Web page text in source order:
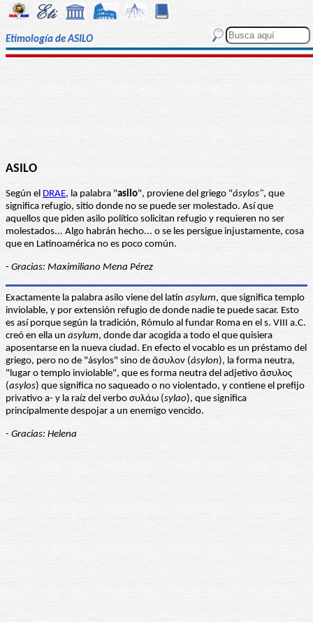
Etimología de ASILO
ASILO
Según el DRAE, la palabra "asilo", proviene del griego "ásylos", que
significa refugio, sitio donde no se puede ser molestado. Así que
aquellos que piden asilo político solicitan refugio y requieren no ser
molestados... Algo habrán hecho... o se les persigue injustamente, cosa
que en Latinoamérica no es poco común.
- Gracias: Maximiliano Mena Pérez
Exactamente la palabra asilo viene del latín asylum, que significa templo
inviolable, y por extensión refugio de donde nadie te puede sacar. Esto
es así porque según la tradición, Rómulo al fundar Roma en el s. VIII a.C.
creó en ella un asylum, donde dar acogida a todo el que quisiera
aposentarse en la nueva ciudad. En efecto el vocablo es un préstamo del
griego, pero no de "ásylos" sino de ἄσυλον (ásylon), la forma neutra,
"lugar o templo inviolable", que es forma neutra del adjetivo ἄσυλος
(asylos) que significa no saqueado o no violentado, y contiene el prefijo
privativo a- y la raíz del verbo συλάω (sylao), que significa
principalmente despojar a un enemigo vencido.
- Gracias: Helena